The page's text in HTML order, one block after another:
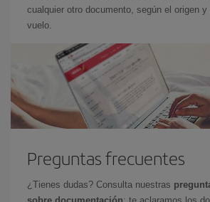
cualquier otro documento, según el origen
vuelo.
Preguntas frecuentes
¿Tienes dudas? Consulta nuestras